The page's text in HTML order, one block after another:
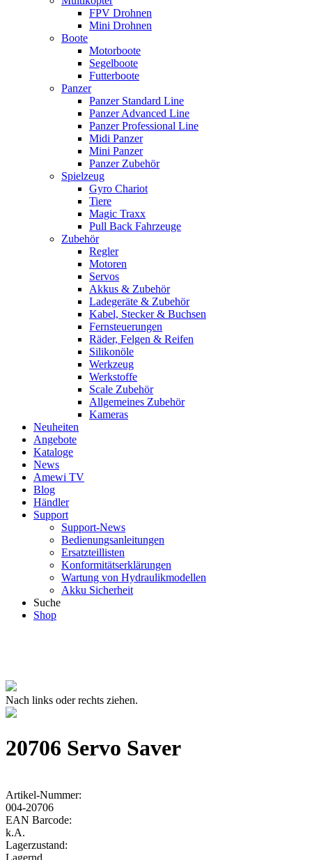
FPV Drohnen
Mini Drohnen
Boote
Motorboote
Segelboote
Futterboote
Panzer
Panzer Standard Line
Panzer Advanced Line
Panzer Professional Line
Midi Panzer
Mini Panzer
Panzer Zubehör
Spielzeug
Gyro Chariot
Tiere
Magic Traxx
Pull Back Fahrzeuge
Zubehör
Regler
Motoren
Servos
Akkus & Zubehör
Ladegeräte & Zubehör
Kabel, Stecker & Buchsen
Fernsteuerungen
Räder, Felgen & Reifen
Silikonöle
Werkzeug
Werkstoffe
Scale Zubehör
Allgemeines Zubehör
Kameras
Neuheiten
Angebote
Kataloge
News
Amewi TV
Blog
Händler
Support
Support-News
Bedienungsanleitungen
Ersatzteillisten
Konformitätserklärungen
Wartung von Hydraulikmodellen
Akku Sicherheit
Suche
Shop
Nach links oder rechts ziehen.
20706 Servo Saver
Artikel-Nummer:
004-20706
EAN Barcode:
k.A.
Lagerzustand:
Lagernd